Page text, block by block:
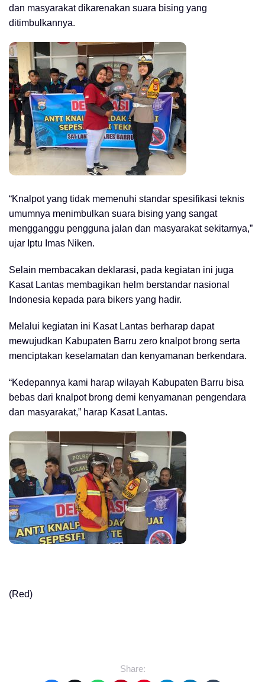
dan masyarakat dikarenakan suara bising yang
ditimbulkannya.
“Knalpot yang tidak memenuhi standar spesifikasi teknis
umumnya menimbulkan suara bising yang sangat
mengganggu pengguna jalan dan masyarakat sekitarnya,”
ujar Iptu Imas Niken.
Selain membacakan deklarasi, pada kegiatan ini juga
Kasat Lantas membagikan helm berstandar nasional
Indonesia kepada para bikers yang hadir.
Melalui kegiatan ini Kasat Lantas berharap dapat
mewujudkan Kabupaten Barru zero knalpot brong serta
menciptakan keselamatan dan kenyamanan berkendara.
“Kedepannya kami harap wilayah Kabupaten Barru bisa
bebas dari knalpot brong demi kenyamanan pengendara
dan masyarakat,” harap Kasat Lantas.
(Red)
Share: